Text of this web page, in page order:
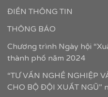
ĐIỀN THÔNG TIN
THÔNG BÁO
Chương trình Ngày hội
thành phố năm 2024
“TƯ VẤN NGHỀ NGHIỆP
CHO BỘ ĐỘI XUẤT NGŨ”